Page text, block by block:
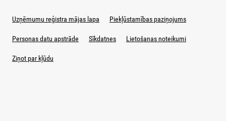
Uzņēmumu reģistra mājas lapa Piekļūstamības paziņojums
Personas datu apstrāde Sīkdatnes Lietošanas noteikumi
Ziņot par kļūdu